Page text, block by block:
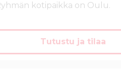
kotipaikka on Oulu.
Tutustu ja tilaa